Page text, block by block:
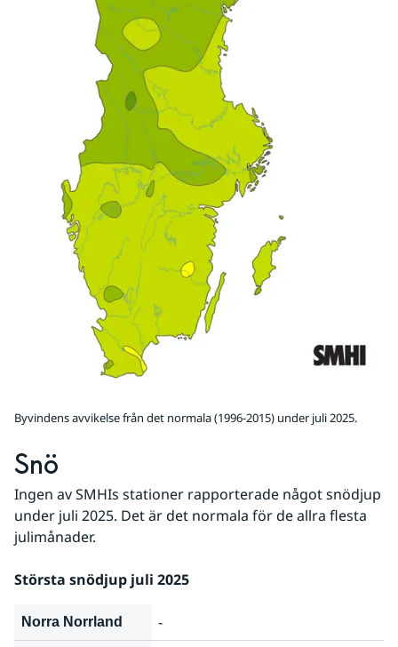
Byvindens avvikelse från det normala (1996-2015) under juli 2025.
Snö
Ingen av SMHIs stationer rapporterade något snödjup
under juli 2025. Det är det normala för de allra flesta
julimånader.
Största snödjup juli 2025
Norra Norrland -